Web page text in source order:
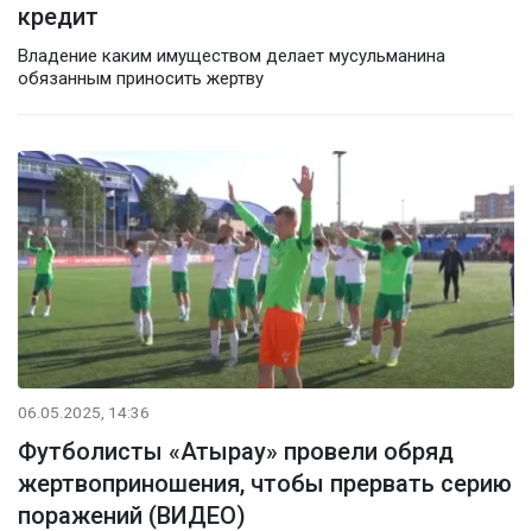
кредит
Владение каким имуществом делает мусульманина
обязанным приносить жертву
06.05.2025, 14:36
Футболисты «Атырау» провели обряд
жертвоприношения, чтобы прервать серию
поражений (ВИДЕО)